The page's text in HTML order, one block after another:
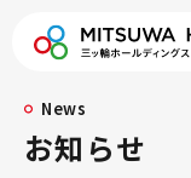
News
お知らせ